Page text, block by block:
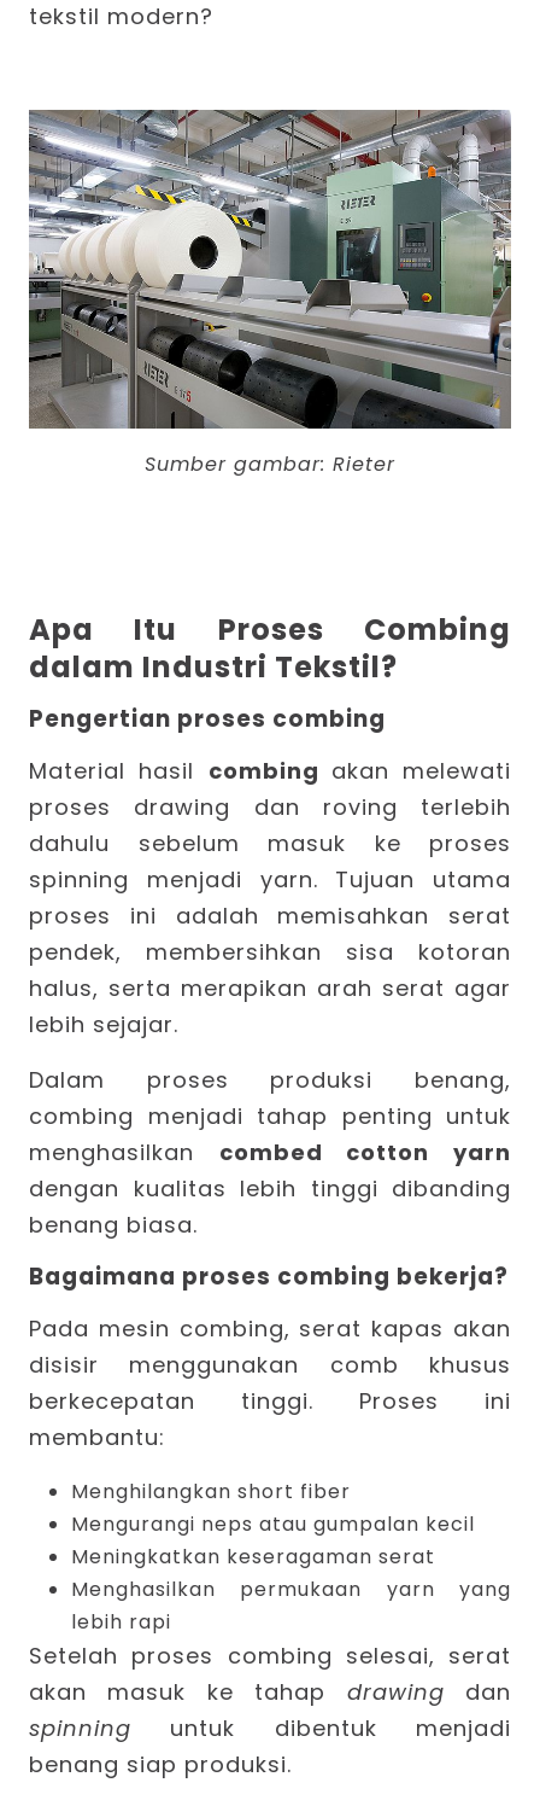
tekstil modern?
Sumber gambar: Rieter
Apa Itu Proses Combing
dalam Industri Tekstil?
Pengertian proses combing
Material hasil combing akan melewati
proses drawing dan roving terlebih
dahulu sebelum masuk ke proses
spinning menjadi yarn. Tujuan utama
proses ini adalah memisahkan serat
pendek, membersihkan sisa kotoran
halus, serta merapikan arah serat agar
lebih sejajar.
Dalam proses produksi benang,
combing menjadi tahap penting untuk
menghasilkan combed cotton yarn
dengan kualitas lebih tinggi dibanding
benang biasa.
Bagaimana proses combing bekerja?
Pada mesin combing, serat kapas akan
disisir menggunakan comb khusus
berkecepatan tinggi. Proses ini
membantu:
Menghilangkan short fiber
Mengurangi neps atau gumpalan kecil
Meningkatkan keseragaman serat
Menghasilkan permukaan yarn yang
lebih rapi
Setelah proses combing selesai, serat
akan masuk ke tahap drawing dan
spinning untuk dibentuk menjadi
benang siap produksi.